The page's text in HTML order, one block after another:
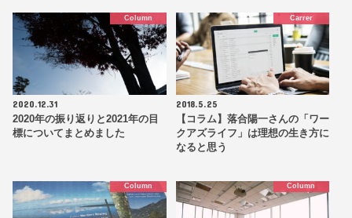
Column
2020.12.31
2020年の振り返りと2021年の目
標についてまとめました
Carrer
2018.5.25
【コラム】落合陽一さんの「ワー
クアズライフ」は理想の生き方に
なると思う
Column Column